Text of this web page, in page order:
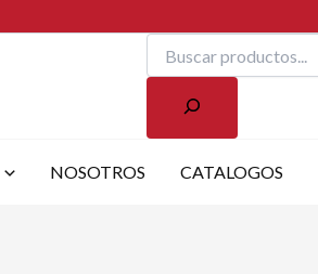
Buscar
NOSOTROS CATALOGOS